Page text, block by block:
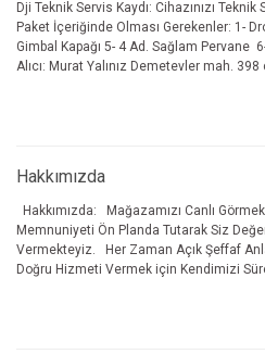
Dji Teknik Servis Kaydı: Cihazınızı
Paket İçeriğinde Olması Gerekenler: 1-
Gimbal Kapağı 5- 4 Ad. Sağlam
Alıcı: Murat Yalınız Demetevler mah.
Hakkımızda
Hakkımızda: Mağazamızı Canlı
Memnuniyeti Ön Planda Tutarak Siz
Vermekteyiz. Her Zaman Açık Şeffaf
Doğru Hizmeti Vermek için Kendimizi